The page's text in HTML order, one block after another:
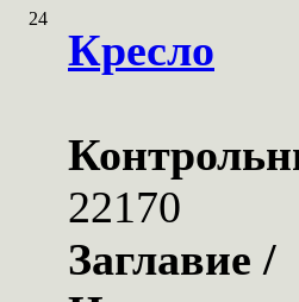
24
Кресло
22170
Заглавие /